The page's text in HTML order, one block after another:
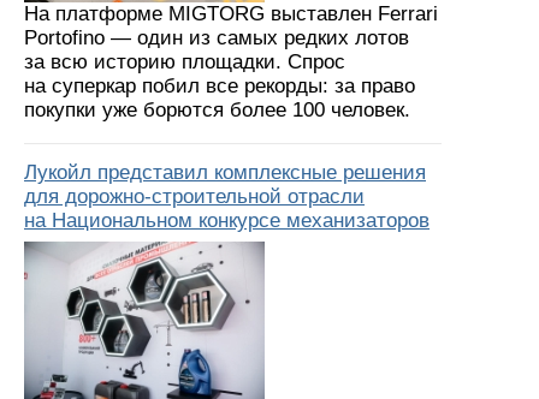
На платформе MIGTORG выставлен Ferrari
Portofino — один из самых редких лотов
за всю историю площадки. Спрос
на суперкар побил все рекорды: за право
покупки уже борются более 100 человек.
Лукойл представил комплексные решения
для дорожно-строительной отрасли
на Национальном конкурсе механизаторов